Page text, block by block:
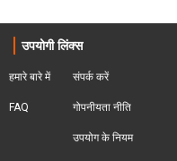
उपयोगी लिंक्स
हमारे बारे में
FAQ
संपर्क करें
गोपनीयता नीति
उपयोग के नियम